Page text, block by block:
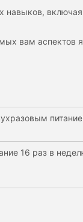
навыков,
вам аспектов
16 раз в